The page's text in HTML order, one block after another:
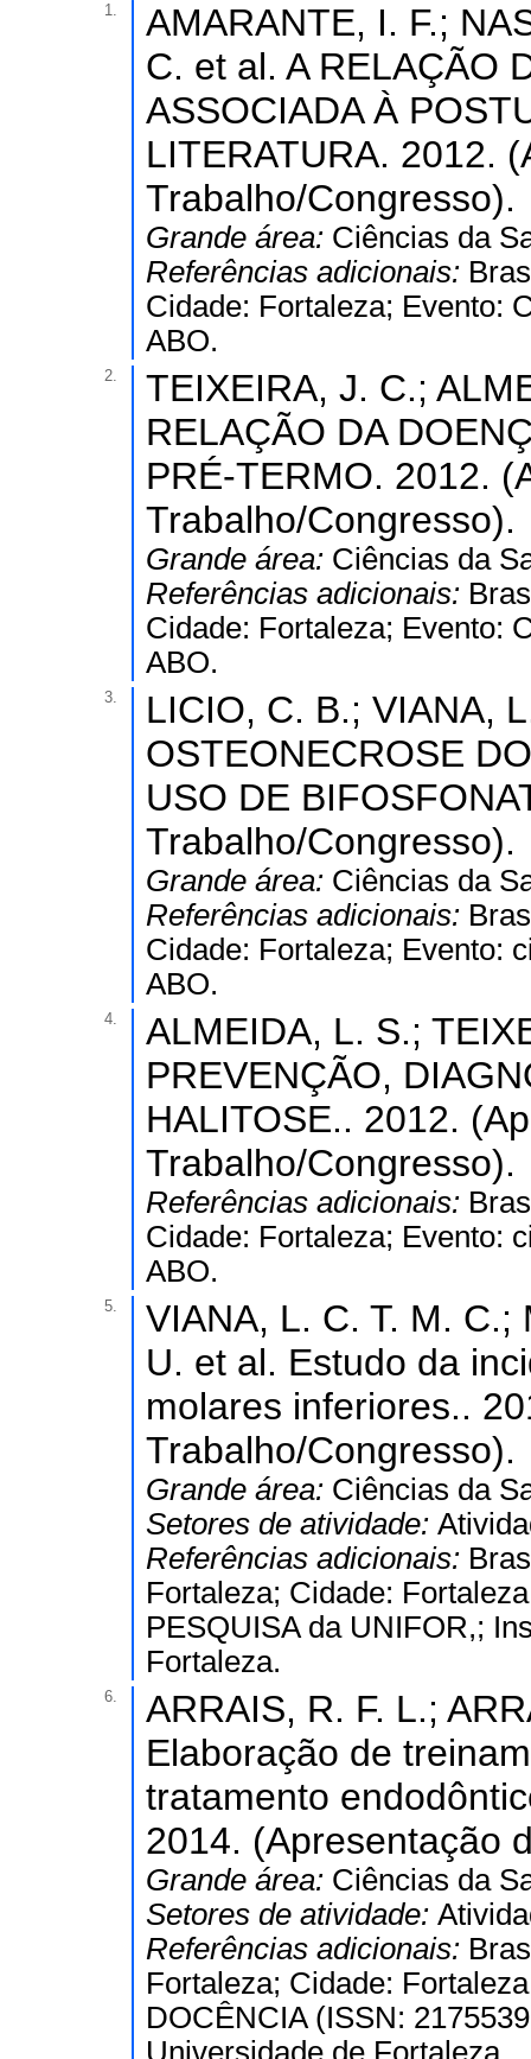
1.
AMARANTE, I. F.;
C. et al. A RELAÇÃO
ASSOCIADA À
LITERATURA. 2012.
Trabalho/Congresso).
Grande área: Ciências da
Referências adicionais:
Cidade: Fortaleza; Evento:
ABO.
2.
TEIXEIRA, J. C.;
RELAÇÃO DA
PRÉ-TERMO. 2012.
Trabalho/Congresso).
Grande área: Ciências da
Referências adicionais:
Cidade: Fortaleza; Evento:
ABO.
3.
LICIO, C. B.; VIANA,
OSTEONECROSE
USO DE
Trabalho/Congresso).
Grande área: Ciências da
Referências adicionais:
Cidade: Fortaleza; Evento:
ABO.
4.
ALMEIDA, L. S.;
PREVENÇÃO,
HALITOSE.. 2012.
Trabalho/Congresso).
Referências adicionais:
Cidade: Fortaleza; Evento:
ABO.
5.
VIANA, L. C. T. M. C.;
U. et al. Estudo da
molares inferiores..
Trabalho/Congresso).
Grande área: Ciências da
Setores de atividade:
Referências adicionais:
Fortaleza; Cidade:
PESQUISA da UNIFOR,;
Fortaleza.
6.
ARRAIS, R. F. L.;
Elaboração de
tratamento
2014. (Apresentação
Grande área: Ciências da
Setores de atividade:
Referências adicionais:
Fortaleza; Cidade:
DOCÊNCIA (ISSN:
Universidade de Fortaleza.